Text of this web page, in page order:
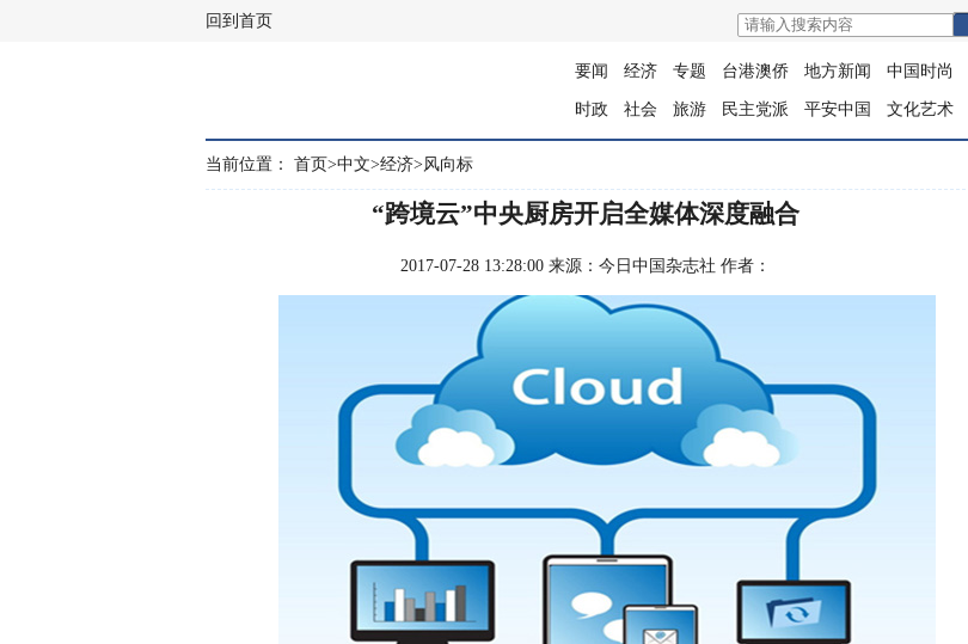
回到首页
要闻 经济 专题 台港澳侨 地方新闻 中国时尚
时政 社会 旅游 民主党派 平安中国 文化艺术
当前位置： 首页>中文>经济>风向标
“跨境云”中央厨房开启全媒体深度融合
2017-07-28 13:28:00 来源：今日中国杂志社 作者：